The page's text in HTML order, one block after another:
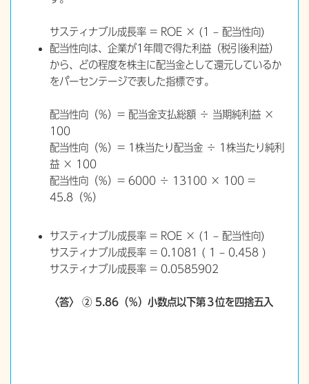
サスティナブル成長率 = ROE × (1 – 配当性向)
配当性向は、企業が1年間で得た利益（税引後利益）
から、どの程度を株主に配当金として還元しているか
をパーセンテージで表した指標です。
配当性向（％）= 配当金支払総額 ÷ 当期純利益 ×
100
配当性向（％）= 1株当たり配当金 ÷ 1株当たり純利
益 × 100
配当性向（％）= 6000 ÷ 13100 × 100 =
45.8（％）
サスティナブル成長率 = ROE × (1 – 配当性向)
サスティナブル成長率 = 0.1081 ( 1 – 0.458 )
サスティナブル成長率 = 0.0585902
〈答〉 ② 5.86（％）小数点以下第３位を四捨五入